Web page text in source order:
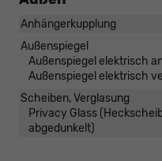
Anhängerkupplung
Außenspiegel
Außenspiegel elektrisch
Außenspiegel elektrisch
Scheiben, Verglasung
Privacy Glass
abgedunkelt)